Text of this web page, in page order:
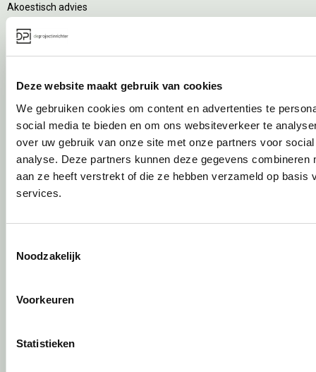
Deze website maakt gebruik van cookies
We gebruiken cookies om content en advertenties te
social media te bieden en om ons websiteverkeer te
over uw gebruik van onze site met onze partners voor
analyse. Deze partners kunnen deze gegevens combineren
aan ze heeft verstrekt of die ze hebben verzameld op basis
services.
Noodzakelijk
Voorkeuren
Statistieken
Akoestisch advies
Lichtadvies
Kabelmanagement
Implementatiefase
Inhuizen & montage
Thuiswerkplek voor personeel
DPI Services
Meubelmanagement
Onderhoudsadvies
Specialistische reiniging